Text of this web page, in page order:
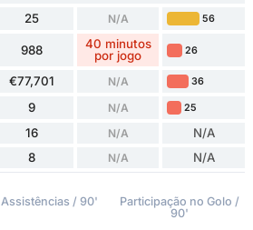
25 N/A 56
988
40 minutos
por jogo
26
€77,701 N/A 36
9 N/A 25
16 N/A N/A
8 N/A N/A
Assistências / 90'
Participação no Golo /
90'